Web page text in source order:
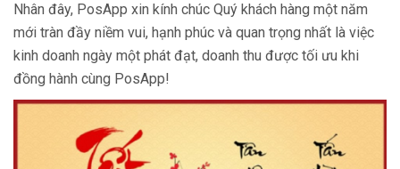
Nhân đây, PosApp xin kính chúc Quý khách hàng một năm
mới tràn đầy niềm vui, hạnh phúc và quan trọng nhất là việc
kinh doanh ngày một phát đạt, doanh thu được tối ưu khi
đồng hành cùng PosApp!